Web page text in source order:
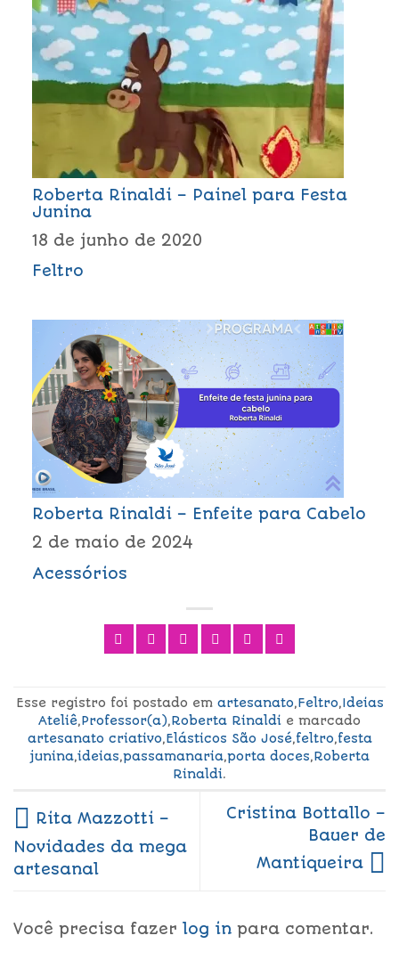
Roberta Rinaldi – Painel para Festa
Junina
18 de junho de 2020
Feltro
Roberta Rinaldi – Enfeite para Cabelo
2 de maio de 2024
Acessórios
Esse registro foi postado em artesanato,Feltro,Ideias
Ateliê,Professor(a),Roberta Rinaldi e marcado
artesanato criativo,Elásticos São José,feltro,festa
junina,ideias,passamanaria,porta doces,Roberta
Rinaldi.
Rita Mazzotti –
Novidades da mega
artesanal
Cristina Bottallo –
Bauer de
Mantiqueira
Você precisa fazer log in para comentar.